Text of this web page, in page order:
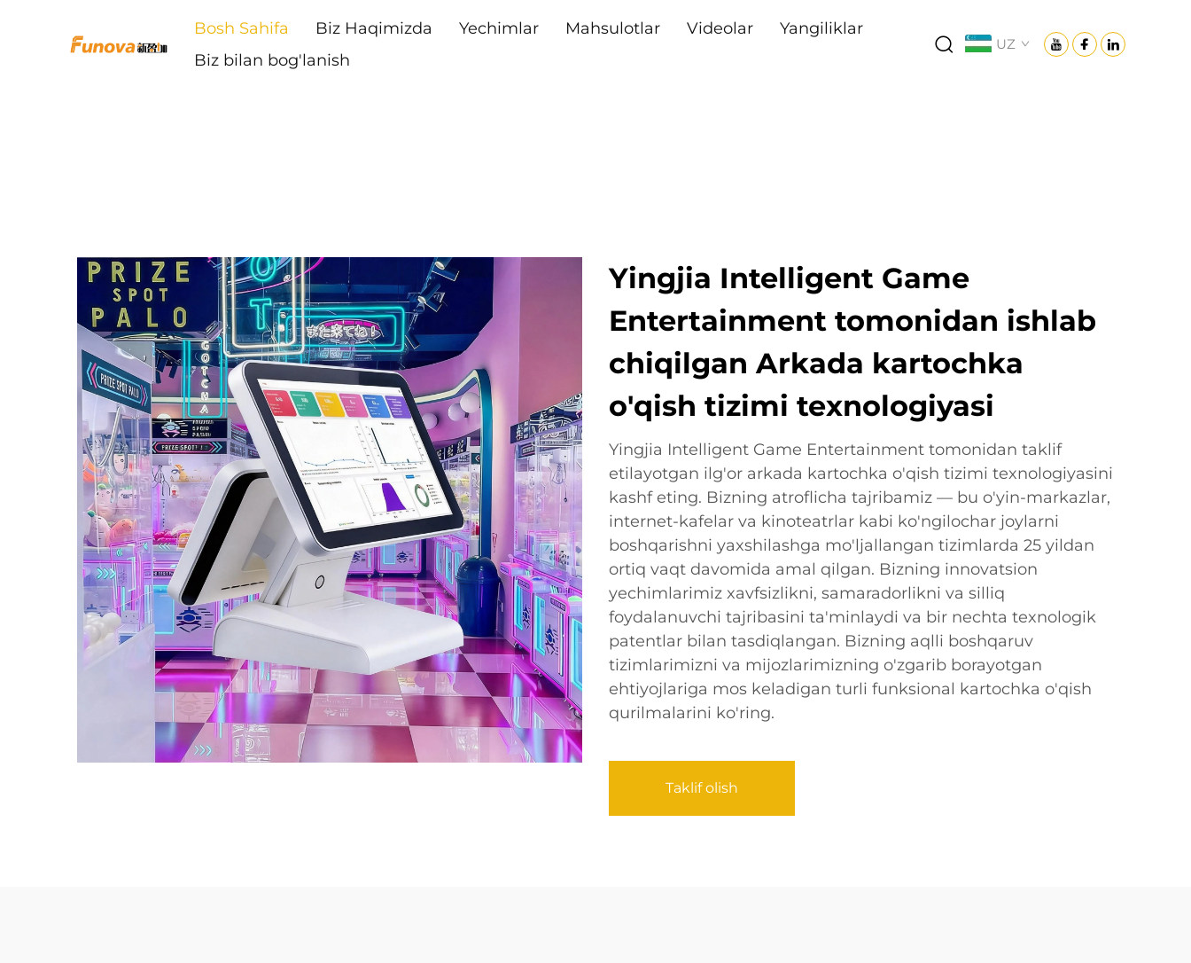
Bosh Sahifa Biz Haqimizda Yechimlar Mahsulotlar Videolar
Yangiliklar
Biz bilan bog'lanish
UZ
Yingjia Intelligent Game
Entertainment tomonidan ishlab
chiqilgan Arkada kartochka
o'qish tizimi texnologiyasi
Yingjia Intelligent Game Entertainment tomonidan taklif
etilayotgan ilg'or arkada kartochka o'qish tizimi texnologiyasini
kashf eting. Bizning atroflicha tajribamiz — bu o'yin-markazlar,
internet-kafelar va kinoteatrlar kabi ko'ngilochar joylarni
boshqarishni yaxshilashga mo'ljallangan tizimlarda 25 yildan
ortiq vaqt davomida amal qilgan. Bizning innovatsion
yechimlarimiz xavfsizlikni, samaradorlikni va silliq
foydalanuvchi tajribasini ta'minlaydi va bir nechta texnologik
patentlar bilan tasdiqlangan. Bizning aqlli boshqaruv
tizimlarimizni va mijozlarimizning o'zgarib borayotgan
ehtiyojlariga mos keladigan turli funksional kartochka o'qish
qurilmalarini ko'ring.
Taklif olish